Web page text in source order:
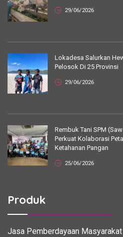
29/06/2026
Lokadesa Salurkan
Pelosok Di 25 Provinsi
29/06/2026
Rembuk Tani SPM
Perkuat Kolaborasi
Ketahanan Pangan
25/06/2026
Produk
Jasa Pemberdayaan Masyarakat